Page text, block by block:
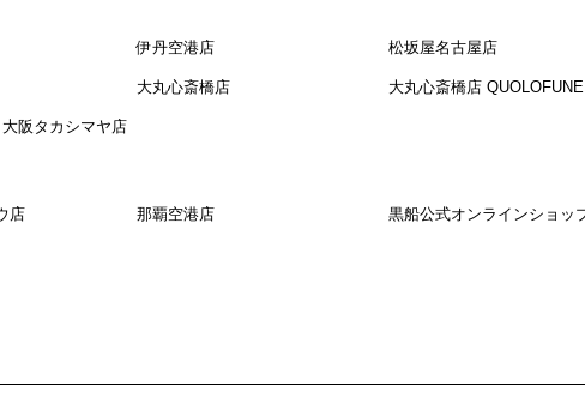
伊丹空港店 松坂屋名古屋店
大丸心斎橋店 大丸心斎橋店
阪タカシマヤ店
店 那覇空港店 黒船公式オンラインショッ